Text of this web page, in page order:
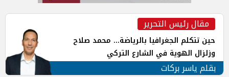
مقال رئيس التحرير
حين تتكلم الجغرافيا بالرياضة... محمد صلاح
وزلزال الهوية في الشارع التركي
بقلم ياسر بركات